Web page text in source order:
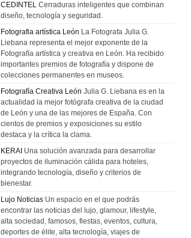
CEDINTEL Cerraduras inteligentes que combinan
diseño, tecnología y seguridad.
Fotografia artística León La Fotografa Julia G.
Liebana representa el mejor exponente de la
Fotografía artística y creativa en León. Ha recibido
importantes premios de fotografía y dispone de
colecciones permanentes en museos.
Fotografía Creativa León Julia G. Liebana es en la
actualidad la mejor fotógrafa creativa de la ciudad
de León y una de las mejores de España. Con
cientos de premios y exposiciones su estilo
destaca y la crítica la clama.
KERAI Una solución avanzada para desarrollar
proyectos de iluminación cálida para hoteles,
integrando tecnología, diseño y criterios de
bienestar.
Lujo Noticias Un espacio en el que podrás
encontrar las noticias del lujo, glamour, lifestyle,
alta sociedad, famosos, fiestas, eventos, cultura,
deportes de élite, alta tecnología, viajes de